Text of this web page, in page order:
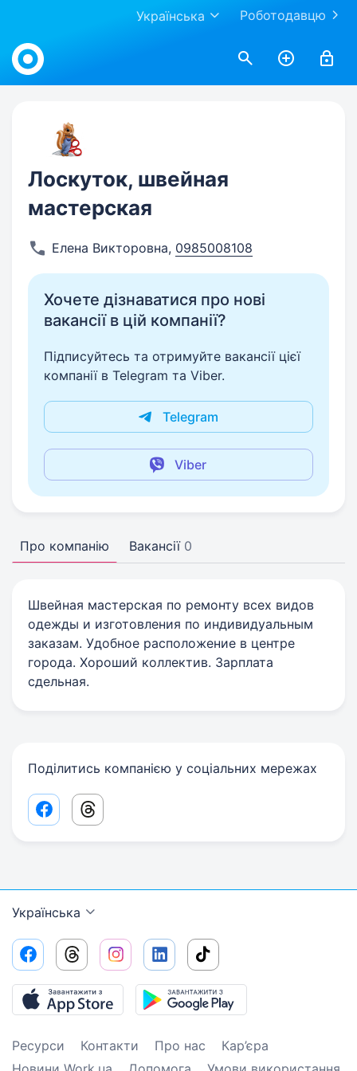
Роботодавцю
Українська
Work.ua
Лоскуток, швейная
мастерская
Елена Викторовна, 0985008108
Хочете дізнаватися про нові
вакансії в цій компанії?
Підписуйтесь та отримуйте вакансії цієї
компанії в Telegram та Viber.
Telegram
Viber
Про компанію Вакансії 0
Швейная мастерская по ремонту всех видов
одежды и изготовления по индивидуальным
заказам. Удобное расположение в центре
города. Хороший коллектив. Зарплата
сдельная.
Поділитись компанією у соціальних мережах
Facebook share link
Threads share link
Українська
Ресурси Контакти Про нас
Кар’єра